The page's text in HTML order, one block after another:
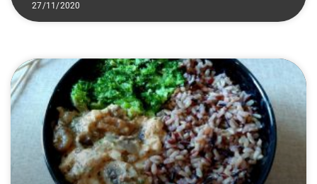
27/11/2020